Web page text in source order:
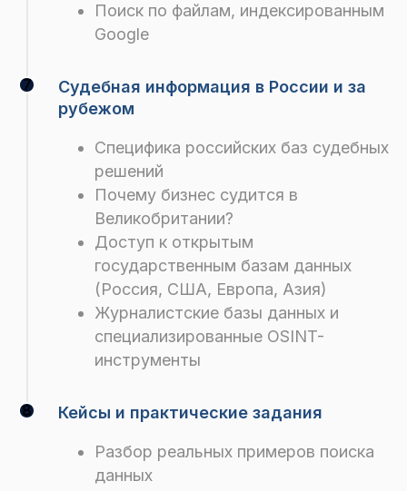
Поиск по файлам, индексированным
Google
Судебная информация в России и за
рубежом
Специфика российских баз судебных
решений
Почему бизнес судится в
Великобритании?
Доступ к открытым
государственным базам данных
(Россия, США, Европа, Азия)
Журналистские базы данных и
специализированные OSINT-
инструменты
Кейсы и практические задания
Разбор реальных примеров поиска
данных